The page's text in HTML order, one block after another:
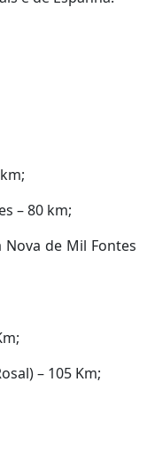
– 80 km;
Nova de Mil Fontes
– 105 Km;